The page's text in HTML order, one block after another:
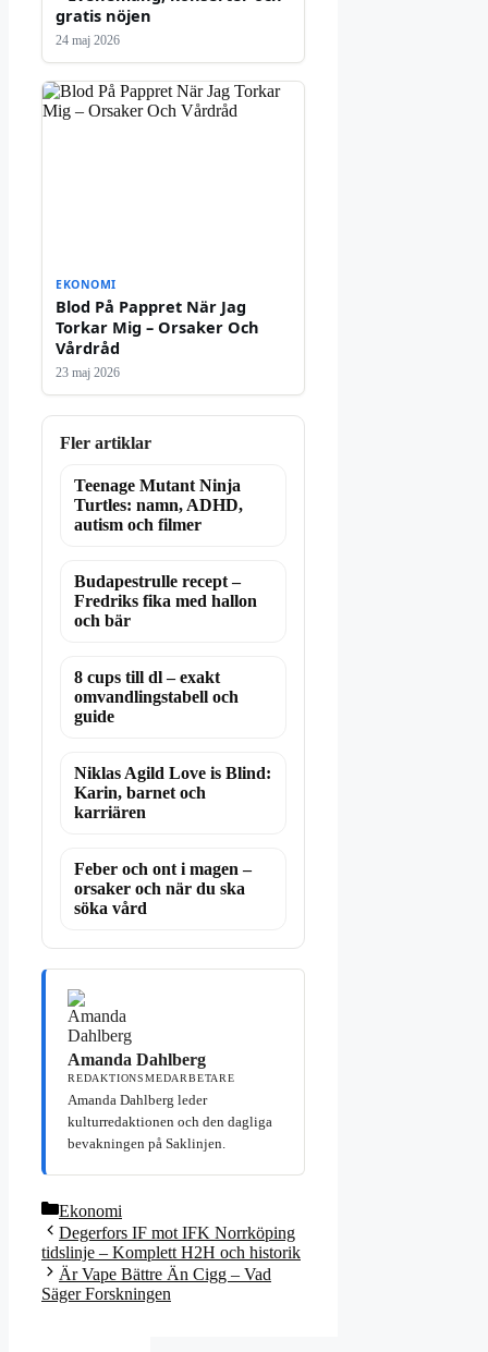
gratis nöjen
24 maj 2026
EKONOMI
Blod På Pappret När Jag
Torkar Mig – Orsaker Och
Vårdråd
23 maj 2026
Fler artiklar
Teenage Mutant Ninja
Turtles: namn, ADHD,
autism och filmer
Budapestrulle recept –
Fredriks fika med hallon
och bär
8 cups till dl – exakt
omvandlingstabell och
guide
Niklas Agild Love is Blind:
Karin, barnet och
karriären
Feber och ont i magen –
orsaker och när du ska
söka vård
Amanda Dahlberg
REDAKTIONSMEDARBETARE
Amanda Dahlberg leder
kulturredaktionen och den dagliga
bevakningen på Saklinjen.
Kategorier
Ekonomi
Degerfors IF mot IFK Norrköping
tidslinje – Komplett H2H och historik
Är Vape Bättre Än Cigg – Vad
Säger Forskningen